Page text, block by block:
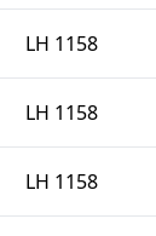
LH 1158
LH 1158
LH 1158